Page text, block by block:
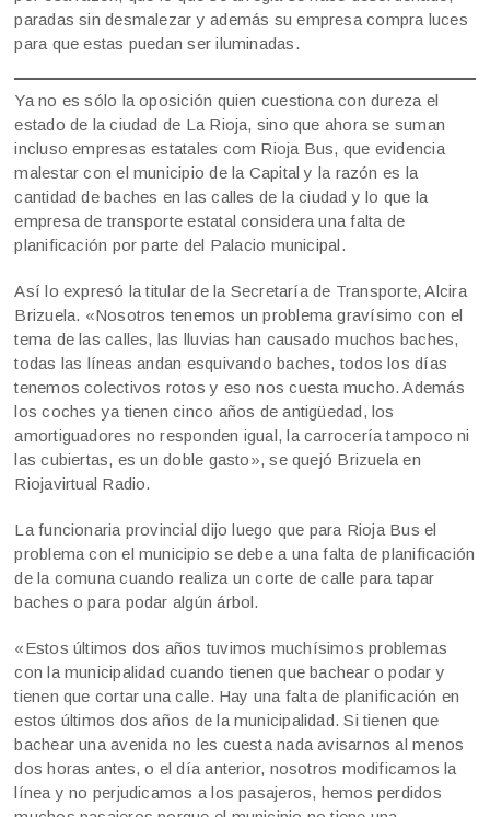
paradas sin desmalezar y además su empresa compra luces
para que estas puedan ser iluminadas.
Ya no es sólo la oposición quien cuestiona con dureza el
estado de la ciudad de La Rioja, sino que ahora se suman
incluso empresas estatales com Rioja Bus, que evidencia
malestar con el municipio de la Capital y la razón es la
cantidad de baches en las calles de la ciudad y lo que la
empresa de transporte estatal considera una falta de
planificación por parte del Palacio municipal.
Así lo expresó la titular de la Secretaría de Transporte, Alcira
Brizuela. «Nosotros tenemos un problema gravísimo con el
tema de las calles, las lluvias han causado muchos baches,
todas las líneas andan esquivando baches, todos los días
tenemos colectivos rotos y eso nos cuesta mucho. Además
los coches ya tienen cinco años de antigüedad, los
amortiguadores no responden igual, la carrocería tampoco ni
las cubiertas, es un doble gasto», se quejó Brizuela en
Riojavirtual Radio.
La funcionaria provincial dijo luego que para Rioja Bus el
problema con el municipio se debe a una falta de planificación
de la comuna cuando realiza un corte de calle para tapar
baches o para podar algún árbol.
«Estos últimos dos años tuvimos muchísimos problemas
con la municipalidad cuando tienen que bachear o podar y
tienen que cortar una calle. Hay una falta de planificación en
estos últimos dos años de la municipalidad. Si tienen que
bachear una avenida no les cuesta nada avisarnos al menos
dos horas antes, o el día anterior, nosotros modificamos la
línea y no perjudicamos a los pasajeros, hemos perdidos